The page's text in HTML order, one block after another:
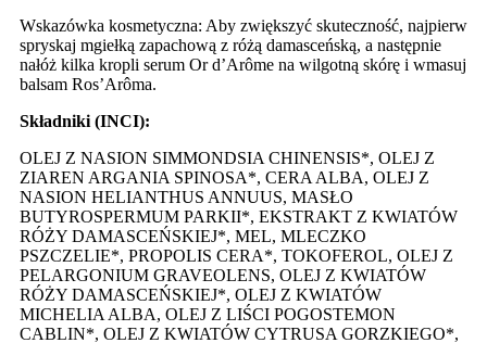
Wskazówka kosmetyczna: Aby zwiększyć skuteczność, najpierw
spryskaj mgiełką zapachową z różą damasceńską, a następnie
nałóż kilka kropli serum Or d’Arôme na wilgotną skórę i wmasuj
balsam Ros’Arôma.
Składniki (INCI):
OLEJ Z NASION SIMMONDSIA CHINENSIS*, OLEJ Z
ZIAREN ARGANIA SPINOSA*, CERA ALBA, OLEJ Z
NASION HELIANTHUS ANNUUS, MASŁO
BUTYROSPERMUM PARKII*, EKSTRAKT Z KWIATÓW
RÓŻY DAMASCEŃSKIEJ*, MEL, MLECZKO
PSZCZELIE*, PROPOLIS CERA*, TOKOFEROL, OLEJ Z
PELARGONIUM GRAVEOLENS, OLEJ Z KWIATÓW
RÓŻY DAMASCEŃSKIEJ*, OLEJ Z KWIATÓW
MICHELIA ALBA, OLEJ Z LIŚCI POGOSTEMON
CABLIN*, OLEJ Z KWIATÓW CYTRUSA GORZKIEGO*,